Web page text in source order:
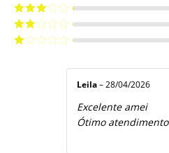
Avaliação
Avaliação
Avaliação
Leila – 28/04/2026
Excelente amei
Ótimo atendimento